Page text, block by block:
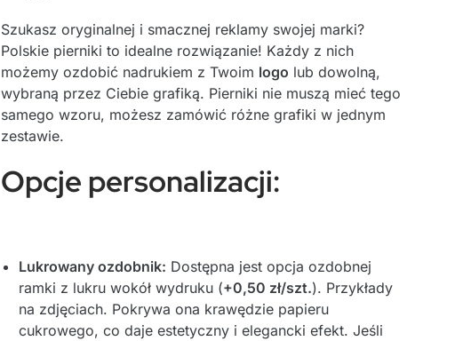
Szukasz oryginalnej i smacznej reklamy swojej marki?
Polskie pierniki to idealne rozwiązanie! Każdy z nich
możemy ozdobić nadrukiem z Twoim logo lub dowolną,
wybraną przez Ciebie grafiką. Pierniki nie muszą mieć tego
samego wzoru, możesz zamówić różne grafiki w jednym
zestawie.
Opcje personalizacji:
Lukrowany ozdobnik: Dostępna jest opcja ozdobnej
ramki z lukru wokół wydruku (+0,50 zł/szt.). Przykłady
na zdjęciach. Pokrywa ona krawędzie papieru
cukrowego, co daje estetyczny i elegancki efekt. Jeśli